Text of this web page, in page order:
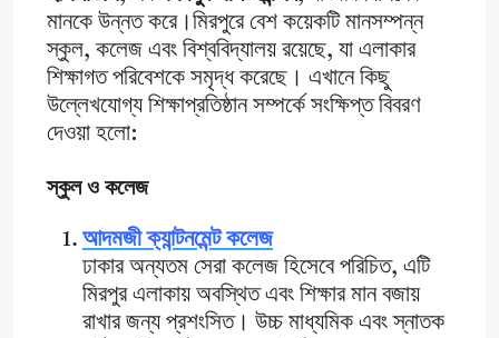
মানকে উন্নত করে।মিরপুরে বেশ কয়েকটি মানসম্পন্ন
স্কুল, কলেজ এবং বিশ্ববিদ্যালয় রয়েছে, যা এলাকার
শিক্ষাগত পরিবেশকে সমৃদ্ধ করেছে। এখানে কিছু
উল্লেখযোগ্য শিক্ষাপ্রতিষ্ঠান সম্পর্কে সংক্ষিপ্ত বিবরণ
দেওয়া হলো:
স্কুল ও কলেজ
আদমজী ক্যান্টনমেন্ট কলেজ
ঢাকার অন্যতম সেরা কলেজ হিসেবে পরিচিত, এটি
মিরপুর এলাকায় অবস্থিত এবং শিক্ষার মান বজায়
রাখার জন্য প্রশংসিত। উচ্চ মাধ্যমিক এবং স্নাতক